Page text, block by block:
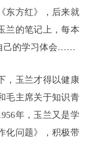
东方红》，后来就
兰的笔记上，每本
己的学习体会……
，玉兰才得以健康
毛主席关于知识青
年，玉兰又是学
化问题》，积极带